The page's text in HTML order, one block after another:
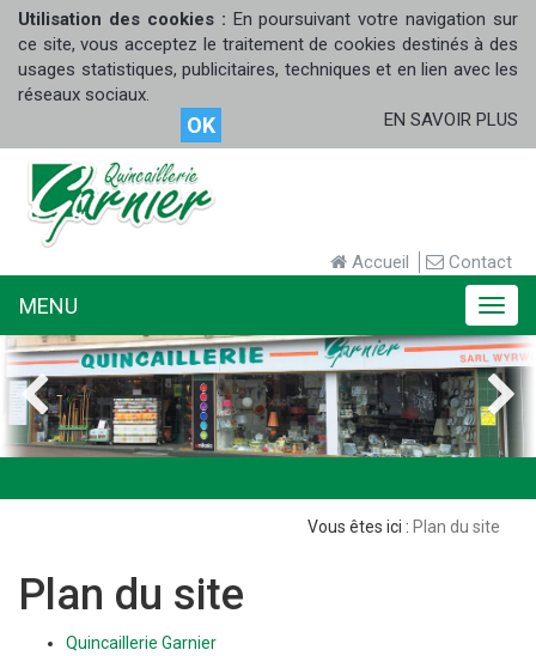
Utilisation des cookies : En poursuivant votre navigation sur
ce site, vous acceptez le traitement de cookies destinés à des
usages statistiques, publicitaires, techniques et en lien avec les
réseaux sociaux.
OK EN SAVOIR PLUS
Accueil Contact
MENU
MENU
Plan du site
Plan du site
Quincaillerie Garnier